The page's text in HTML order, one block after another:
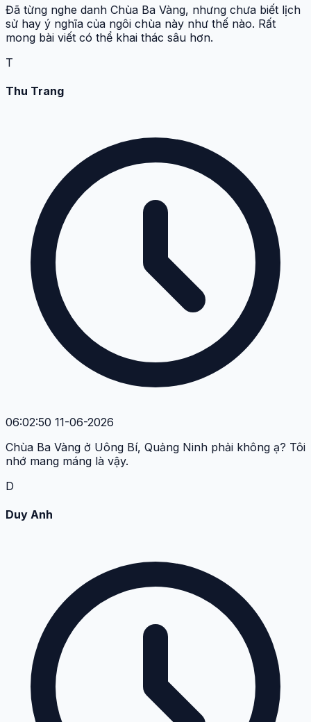
Đã từng nghe danh Chùa Ba Vàng, nhưng chưa biết lịch
sử hay ý nghĩa của ngôi chùa này như thế nào. Rất
mong bài viết có thể khai thác sâu hơn.
T
Thu Trang
06:02:50 11-06-2026
Chùa Ba Vàng ở Uông Bí, Quảng Ninh phải không ạ? Tôi
nhớ mang máng là vậy.
D
Duy Anh